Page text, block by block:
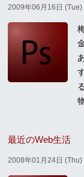
2009年06月16日 (Tue)
最近のWeb生活
2008年01月24日 (Thu)